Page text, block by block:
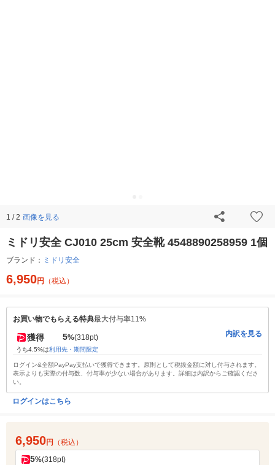
1 / 2 画像を見る
ミドリ安全 CJ010 25cm 安全靴 4548890258959 1個
ブランド： ミドリ安全
6,950円 （税込）
お買い物でもらえる特典最大付与率11%
獲得 5%(318pt)
うち4.5%は利用先・期間限定
内訳を見る
ログイン&全額PayPay支払いで獲得できます。原則として税抜金額に対し付与されます。
表示よりも実際の付与数、付与率が少ない場合があります。詳細は内訳からご確認くださ
い。
ログインはこちら
6,950円 （税込）
5%(318pt)